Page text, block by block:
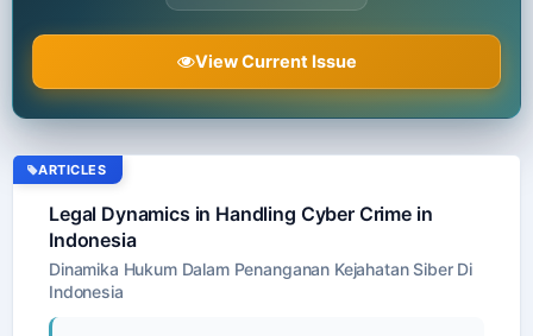
View Current Issue
ARTICLES
Legal Dynamics in Handling Cyber Crime in
Indonesia
Dinamika Hukum Dalam Penanganan Kejahatan Siber Di
Indonesia